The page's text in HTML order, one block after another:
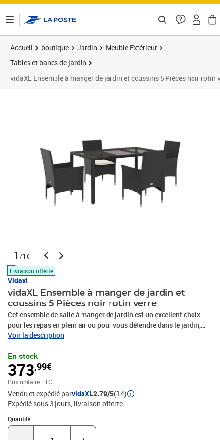
Accueil boutique Jardin
Meuble Extérieur
Tables et bancs de jardin
vidaXL Ensemble à manger de jardin et coussins 5 Pièces noir rotin
1 /10
Livraison offerte
Vidaxl
vidaXL Ensemble à manger de jardin et
coussins 5 Pièces noir rotin verre
Cet ensemble de salle à manger de jardin est un excellent choix
pour les repas en plein air ou pour vous détendre dans le jardin,
dans l'arrière-cour ou sur la terrasse. Matériau durable : la résine
matériau synthétique solide et nécessitant peu d'entretien qui
ressemble au rotin naturel. Il est léger, facile à nettoyer et
couramment utilisé pour les meubles d'extérieur en raison de sa
durabilité et de ses propriétés de résistance aux
intempéries.Expérience d'assise confortable : cet ensemble de
meubles d'extérieur, doté de coussins épais, offre une expérience
d'assise confortable.Housse amovible et lavable : ces coussins de
siège sont dotés de housses amovibles pour un lavage et un
Voir la description
En stock
373,99€
Prix unitaire TTC
Vendu et expédié parvidaXL2.79/5(14)
Expédié sous 3 jours livraison offerte
Quantité
Quantité : 1